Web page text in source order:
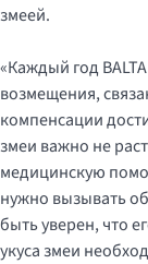
змеей.
«Каждый год
возмещения,
компенсации
змеи важно не
медицинскую
нужно вызывать
быть уверен, что
укуса змеи